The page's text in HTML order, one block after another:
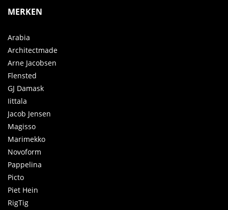
MERKEN
Arabia
Architectmade
Arne Jacobsen
Flensted
GJ Damask
Iittala
Jacob Jensen
Magisso
Marimekko
Novoform
Pappelina
Picto
Piet Hein
RigTig